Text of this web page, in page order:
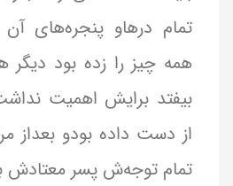
تمام درهاو پنجره‌های آن
همه چیز را زده بود دیگر
بیفتد برایش اهمیت
از دست داده بودو
تمام توجه‌ش پسر معتادش